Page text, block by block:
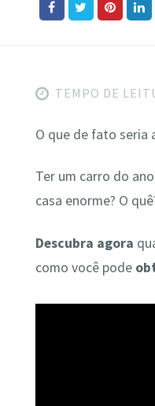
TEMPO DE
O que de fato seria
Ter um carro do
casa enorme? O
Descubra agora
como você pode